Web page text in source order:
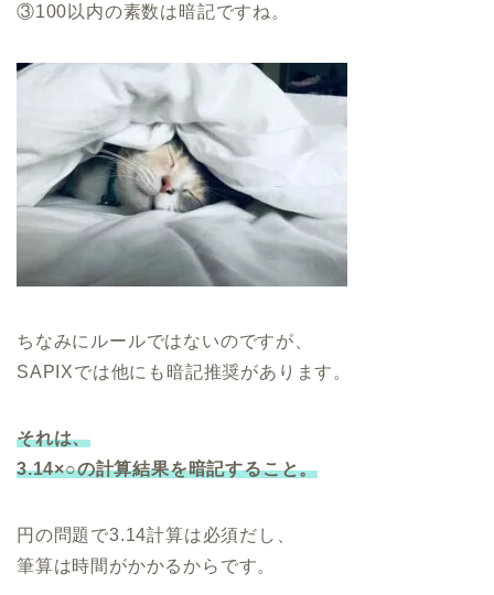
③100以内の素数は暗記ですね。
ちなみにルールではないのですが、
SAPIXでは他にも暗記推奨があります。
それは、
3.14×○の計算結果を暗記すること。
円の問題で3.14計算は必須だし、
筆算は時間がかかるからです。